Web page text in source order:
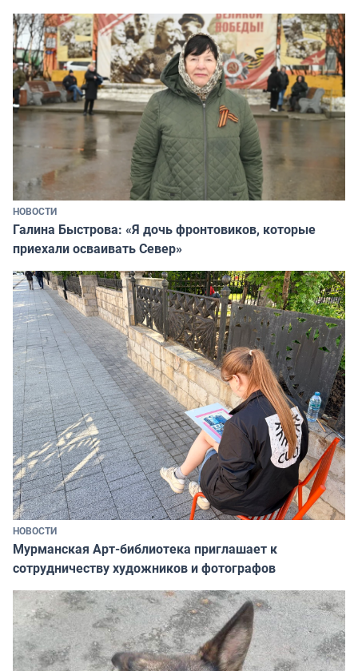
НОВОСТИ
Галина Быстрова: «Я дочь фронтовиков, которые
приехали осваивать Север»
НОВОСТИ
Мурманская Арт-библиотека приглашает к
сотрудничеству художников и фотографов